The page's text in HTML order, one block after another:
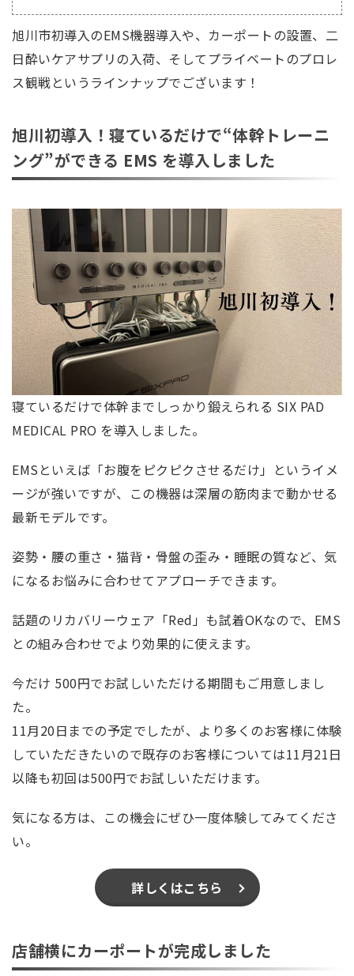
旭川市初導入のEMS機器導入や、カーポートの設置、二
日酔いケアサプリの入荷、そしてプライベートのプロレ
ス観戦というラインナップでございます！
旭川初導入！寝ているだけで“体幹トレーニ
ング”ができる EMS を導入しました
寝ているだけで体幹までしっかり鍛えられる SIX PAD
MEDICAL PRO を導入しました。
EMSといえば「お腹をピクピクさせるだけ」というイメ
ージが強いですが、この機器は深層の筋肉まで動かせる
最新モデルです。
姿勢・腰の重さ・猫背・骨盤の歪み・睡眠の質など、気
になるお悩みに合わせてアプローチできます。
話題のリカバリーウェア「Red」も試着OKなので、EMS
との組み合わせでより効果的に使えます。
今だけ 500円でお試しいただける期間もご用意しまし
た。
11月20日までの予定でしたが、より多くのお客様に体験
していただきたいので既存のお客様については11月21日
以降も初回は500円でお試しいただけます。
気になる方は、この機会にぜひ一度体験してみてくださ
い。
詳しくはこちら
店舗横にカーポートが完成しました